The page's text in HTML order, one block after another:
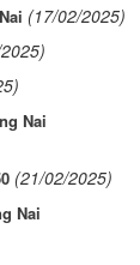
(17/02/2025)
Nai
(21/02/2025)
Nai